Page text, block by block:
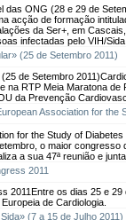
das ONG (28 e 29 de
acção de formação
da Ser+, em
infectadas pelo VIH/Sida.
de Setembro 2011)
RTP Meia Maratona de
da Prevenção
for the Study of
o maior
a sua 47ª reunião e
2011 Entre os dias 25 e
de Cardiologia.